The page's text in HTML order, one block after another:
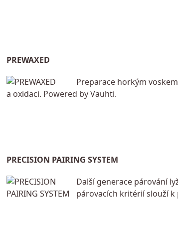
PREWAXED
Preparace horkým
a oxidaci. Powered by Vauhti.
PRECISION PAIRING SYSTEM
Další generace párování
párovacích kritérií slouží